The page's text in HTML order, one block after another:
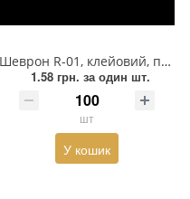
Шеврон R-01, клейовий, прозора основа, квітка - намисто, біло-рожеві паєтки
1.58 грн. за один шт.
шт
У кошик